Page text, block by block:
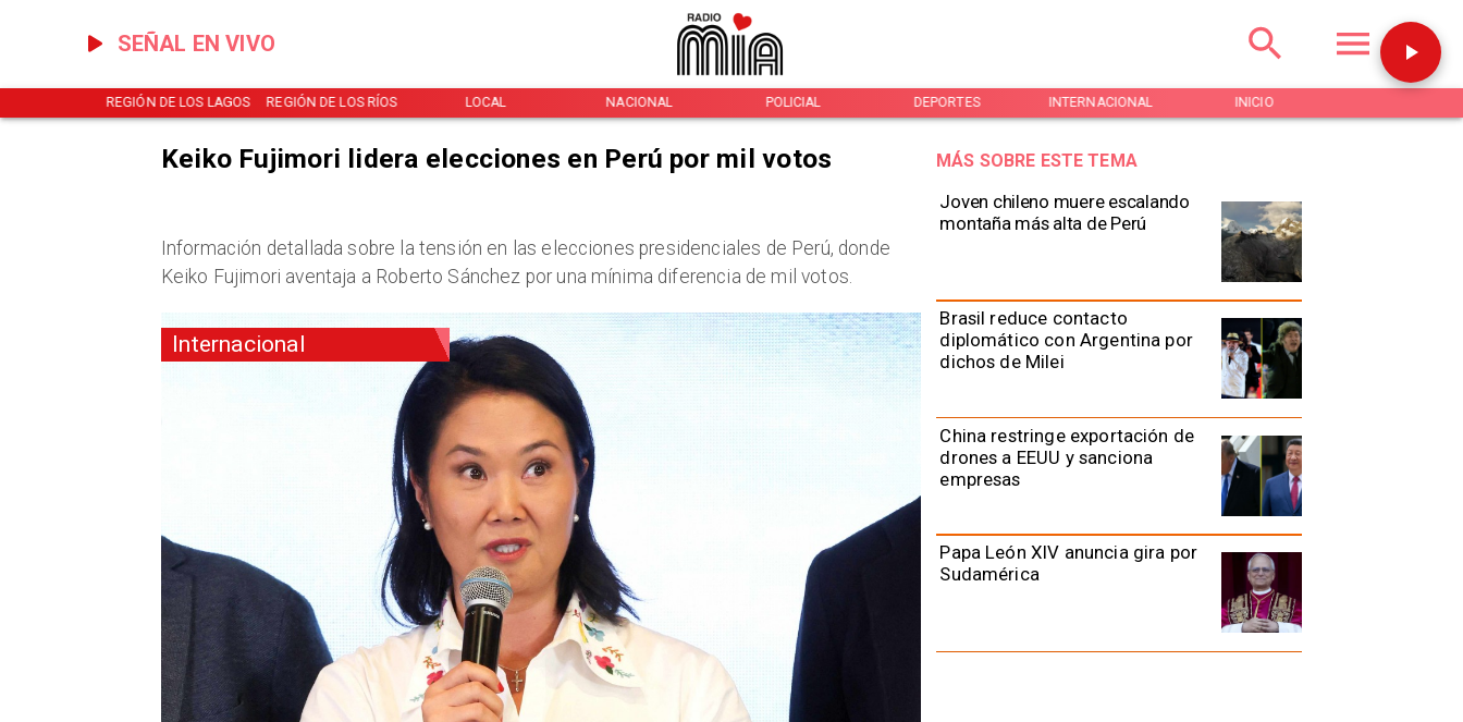
SEÑAL EN VIVO
REGIÓN DE LOS LAGOS REGIÓN DE LOS RÍOS LOCAL NACIONAL POLICIAL DEPORTES INTERNACIONAL INICIO
Internacional
Joven chileno muere escalando
montaña más alta de Perú
Brasil reduce contacto
diplomático con Argentina por
dichos de Milei
China restringe exportación de
drones a EEUU y sanciona
empresas
Papa León XIV anuncia gira por
Sudamérica
MÁS SOBRE ESTE TEMA
Keiko Fujimori lidera elecciones en Perú por mil votos
Información detallada sobre la tensión en las elecciones presidenciales de Perú, donde
Keiko Fujimori aventaja a Roberto Sánchez por una mínima diferencia de mil votos.